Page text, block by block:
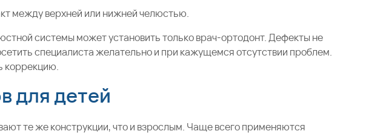
между верхней или нижней челюстью.
системы может установить только врач-ортодонт. Дефекты не
специалиста желательно и при кажущемся отсутствии проблем.
коррекцию.
для детей
те же конструкции, что и взрослым. Чаще всего применяются